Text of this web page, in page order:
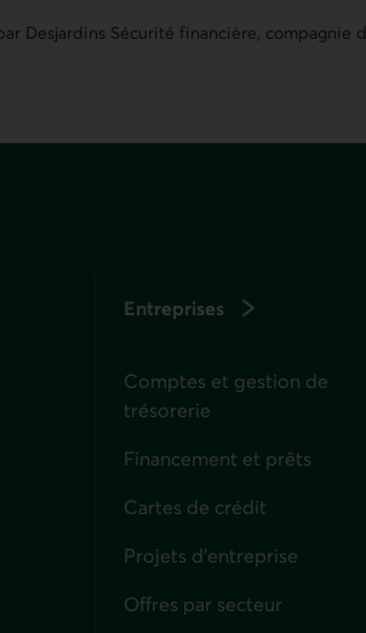
Desjardins Sécurité financière, compagnie
Entreprises
Comptes et gestion de
trésorerie
Financement et prêts
Cartes de crédit
Projets d'entreprise
Offres par secteur